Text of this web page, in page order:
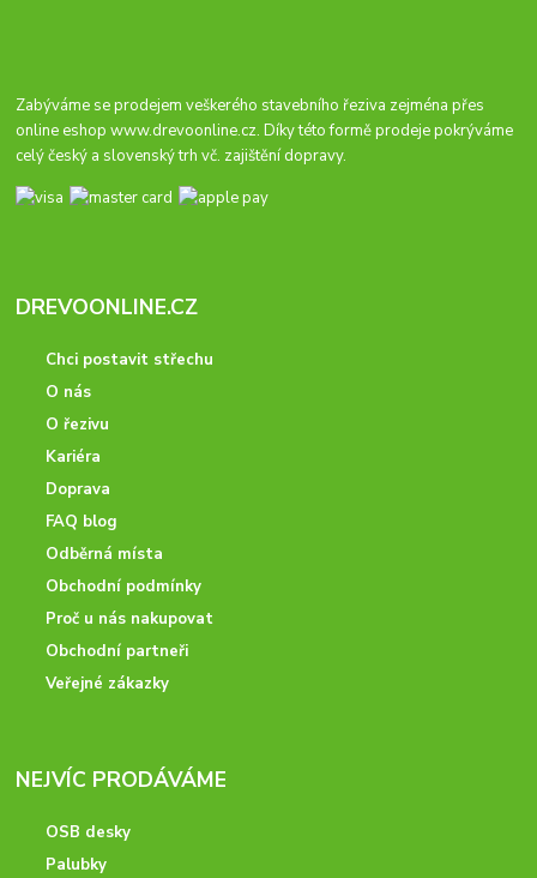
Zabýváme se prodejem veškerého stavebního řeziva zejména přes
online eshopwww.drevoonline.cz. Díky této formě prodeje pokrýváme
celý český a slovenský trh vč. zajištění dopravy.
DREVOONLINE.CZ
Chci postavit střechu
O nás
O řezivu
Kariéra
Doprava
FAQ blog
Odběrná místa
Obchodní podmínky
Proč u nás nakupovat
Obchodní partneři
Veřejné zákazky
NEJVÍC PRODÁVÁME
OSB desky
Palubky